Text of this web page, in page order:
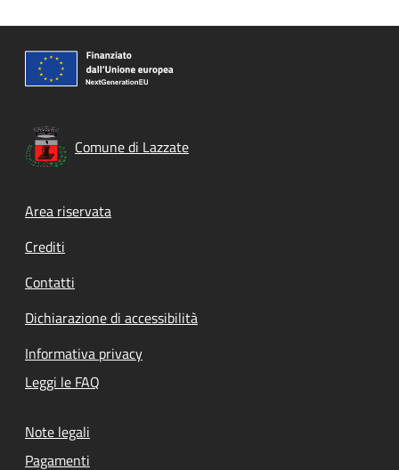
Comune di Lazzate
Footer menu
Area riservata
Crediti
Contatti
Dichiarazione di accessibilità
Informativa privacy
Leggi le FAQ
Note legali
Pagamenti